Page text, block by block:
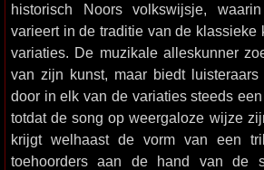
historisch Noors volkswijsje,
varieert in de traditie van de klassieke
variaties. De muzikale alleskunner
van zijn kunst, maar biedt
door in elk van de variaties steeds
totdat de song op weergaloze wijze
krijgt welhaast de vorm van een
toehoorders aan de hand van de